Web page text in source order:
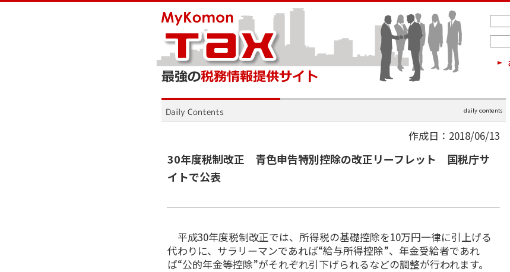
作成日：2018/06/13
30年度税制改正 青色申告特別控除の改正リーフレット 国税庁サ
イトで公表
平成30年度税制改正では、所得税の基礎控除を10万円一律に引上げる
代わりに、サラリーマンであれば“給与所得控除”、年金受給者であれ
ば“公的年金等控除”がそれぞれ引下げられるなどの調整が行われます。